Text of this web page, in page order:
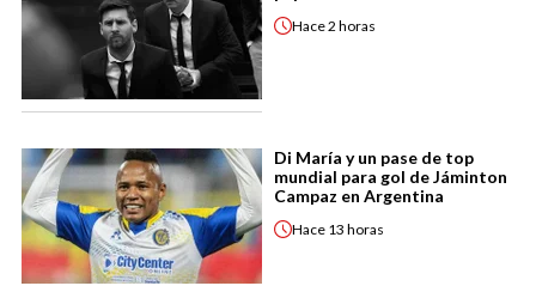
Hace2 horas
Di María y un pase de top
mundial para gol de Jáminton
Campaz en Argentina
Hace 13 horas